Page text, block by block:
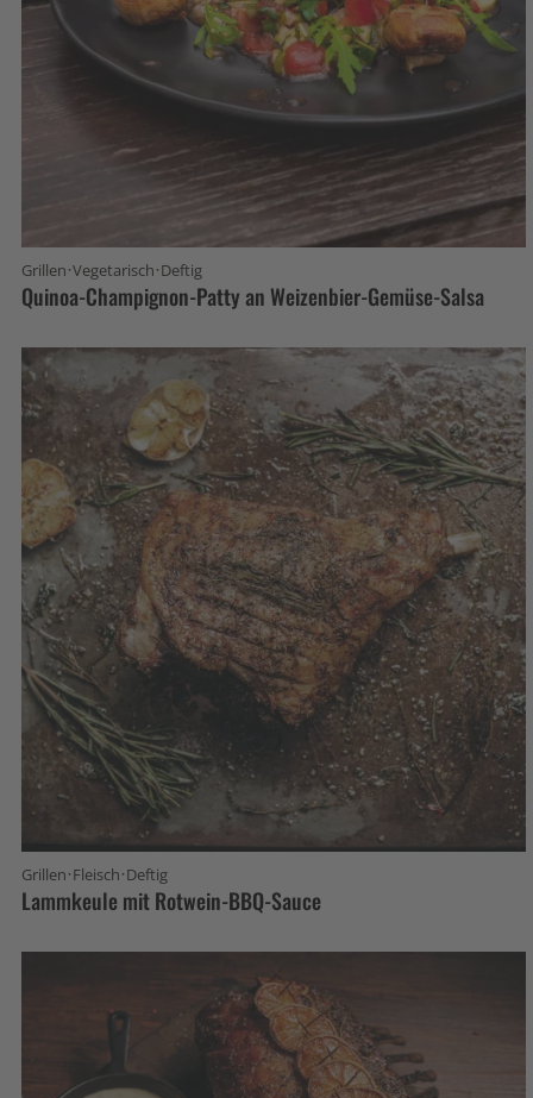
Grillen·Vegetarisch·Deftig
Quinoa-Champignon-Patty an Weizenbier-Gemüse-Salsa
Grillen·Fleisch·Deftig
Lammkeule mit Rotwein-BBQ-Sauce